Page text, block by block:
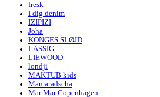
fresk
I dig denim
IZIPIZI
Joha
KONGES SLØJD
LÄSSIG
LIEWOOD
londji
MAKTUB kids
Mamaradscha
Mar Mar Copenhagen